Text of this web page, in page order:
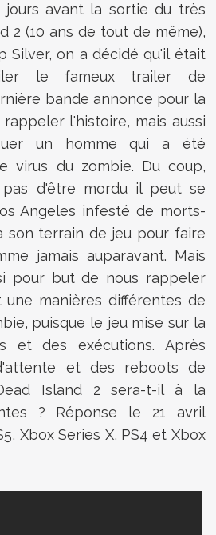
jours avant la sortie du très
2 (10 ans de tout de même),
Silver, on a décidé qu'il était
le fameux trailer de
bande annonce pour la
l'histoire, mais aussi
un homme qui a été
virus du zombie. Du coup,
d'être mordu il peut se
Angeles infesté de morts-
son terrain de jeu pour faire
jamais auparavant. Mais
pour but de nous rappeler
manières différentes de
puisque le jeu mise sur la
et des exécutions. Après
et des reboots de
Island 2 sera-t-il à la
? Réponse le 21 avril
Xbox Series X, PS4 et Xbox